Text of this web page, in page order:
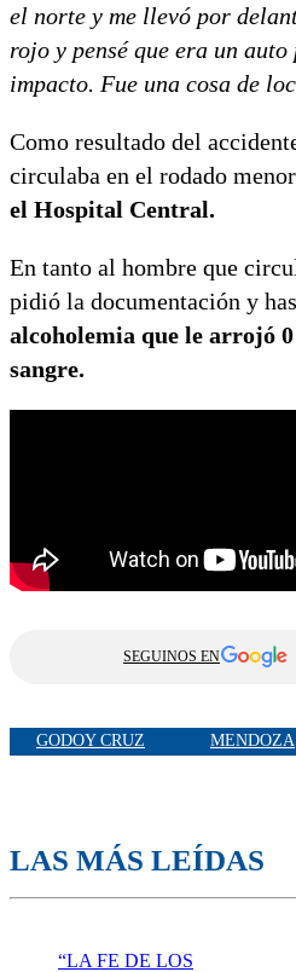
el norte y me llevó por
rojo y pensé que era un
impacto. Fue una cosa de
Como resultado del
circulaba en el rodado
el Hospital Central.
En tanto al hombre que
pidió la documentación y
alcoholemia que le arrojó
sangre.
SEGUINOS EN
GODOY CRUZ MENDOZA
LAS MÁS LEÍDAS
“LA FE DE LOS